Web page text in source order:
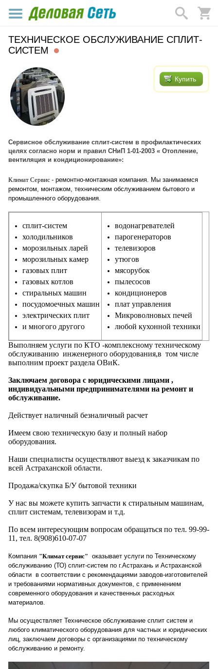
ТЕХНИЧЕСКОЕ ОБСЛУЖИВАНИЕ СПЛИТ-
СИСТЕМ
Купить
Сервисное обслуживание сплит-систем в профилактических
целях согласно норм и правил СНиП 1-01-2003 « Отопление,
вентиляция и кондиционирование»:
Климат Сервис - ремонтно-монтажная компания. Мы занимаемся
ремонтом, монтажом, техническим обслуживанием бытового и
промышленного оборудования.
сплит-систем
холодильников
морозильных ларей
морозильных камер
газовых плит
газовых котлов
стиральных машин
посудомоечных машин
электрических плит
и многого другого
водонагревателей
парогенераторов
телевизоров
утюгов
мясорубок
пылесосов
кондиционеров
плат управления
Микроволновых печей
любой кухонной техники
Выполняем услуги по КТО -комплексному техническому
обслуживанию инженерного оборудования,в том числе
выполним проект раздела ОВиК.
Заключаем договора с юридическими лицами ,
индивидуальными предпринимателями на ремонт и
обслуживание.
Действует наличный безналичный расчет
Имеем свою техническую базу и полный набор
оборудования.
Наши специалисты осуществляют выезд к заказчикам по
всей Астраханской области.
Продажа/скупка Б/У бытовой техники
У нас вы можете купить запчасти к стиральным машинам,
сплит системам, телевизорам и т.д.
По всем интересующим вопросам обращаться по тел. 99-99-
11, тел. 8(908)610-07-07
Компания "Климат сервис" оказывает услуги по Техническому
обслуживанию (ТО) сплит-систем по г.Астрахань и Астраханской
области в соответствии с рекомендациями заводов-изготовителей
и требованиями нормативных документов, с применением
современного оборудования и качественных расходных
материалов.
Мы осуществляет Техническое обслуживание сплит систем и
любого климатического оборудования для частных и юридических
лиц, заключаем договоры с организациями по техническому
обслуживанию и ремонту.